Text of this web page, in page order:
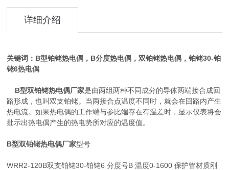
详细介绍
关键词：B型铂铑热电偶，B分度热电偶，双铂铑热电偶，铂铑30-铂
铑6热电偶
B型双铂铑热电偶厂家是由两组两种不同成分的导体两端接合成回
路形成，也叫双支铂铑。当两接合点温度不同时，就会在回路内产生
热电流。如果热电偶的工作端与参比端存在有温差时，显示仪表将会
批示出热电偶产生的热电势所对应的温度值。
B型双铂铑热电偶厂家型号
WRR2-120B双支铂铑30-铂铑6 分度号B 温度0-1600 保护管材质刚